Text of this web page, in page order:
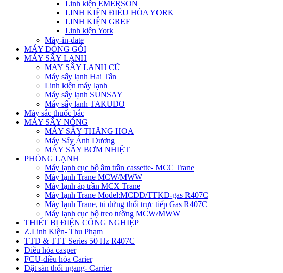
Linh kiện EMERSON
LINH KIỆN ĐIỀU HÒA YORK
LINH KIỆN GREE
Linh kiện York
Máy-in-date
MÁY ĐÓNG GÓI
MÁY SẤY LẠNH
MAY SÂY LANH CŨ
Máy sấy lạnh Hai Tấn
Linh kiện máy lạnh
Máy sấy lạnh SUNSAY
Máy sấy lanh TAKUDO
Máy sắc thuốc bắc
MÁY SẤY NÓNG
MÁY SẤY THĂNG HOA
Máy Sấy Ánh Dương
MÁY SẤY BƠM NHIỆT
PHÒNG LẠNH
Máy lạnh cục bộ âm trần cassette- MCC Trane
Máy lạnh Trane MCW/MWW
Máy lạnh áp trần MCX Trane
Máy lạnh Trane Model:MCDD/TTKD-gas R407C
Máy lạnh Trane, tủ đứng thổi trực tiếp Gas R407C
Máy lạnh cục bộ treo tường MCW/MWW
THIẾT BỊ ĐIỆN CÔNG NGHIỆP
Z.Linh Kiện- Thu Phạm
TTD & TTT Series 50 Hz R407C
Điều hòa casper
FCU-điều hòa Carier
Đặt sàn thổi ngang- Carrier